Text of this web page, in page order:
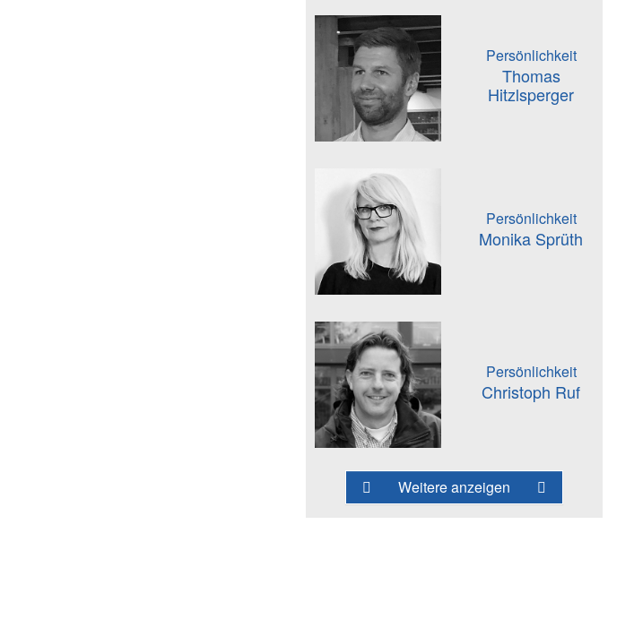
Persönlichkeit
Thomas
Hitzlsperger
Persönlichkeit
Monika Sprüth
Persönlichkeit
Christoph Ruf
Weitere anzeigen